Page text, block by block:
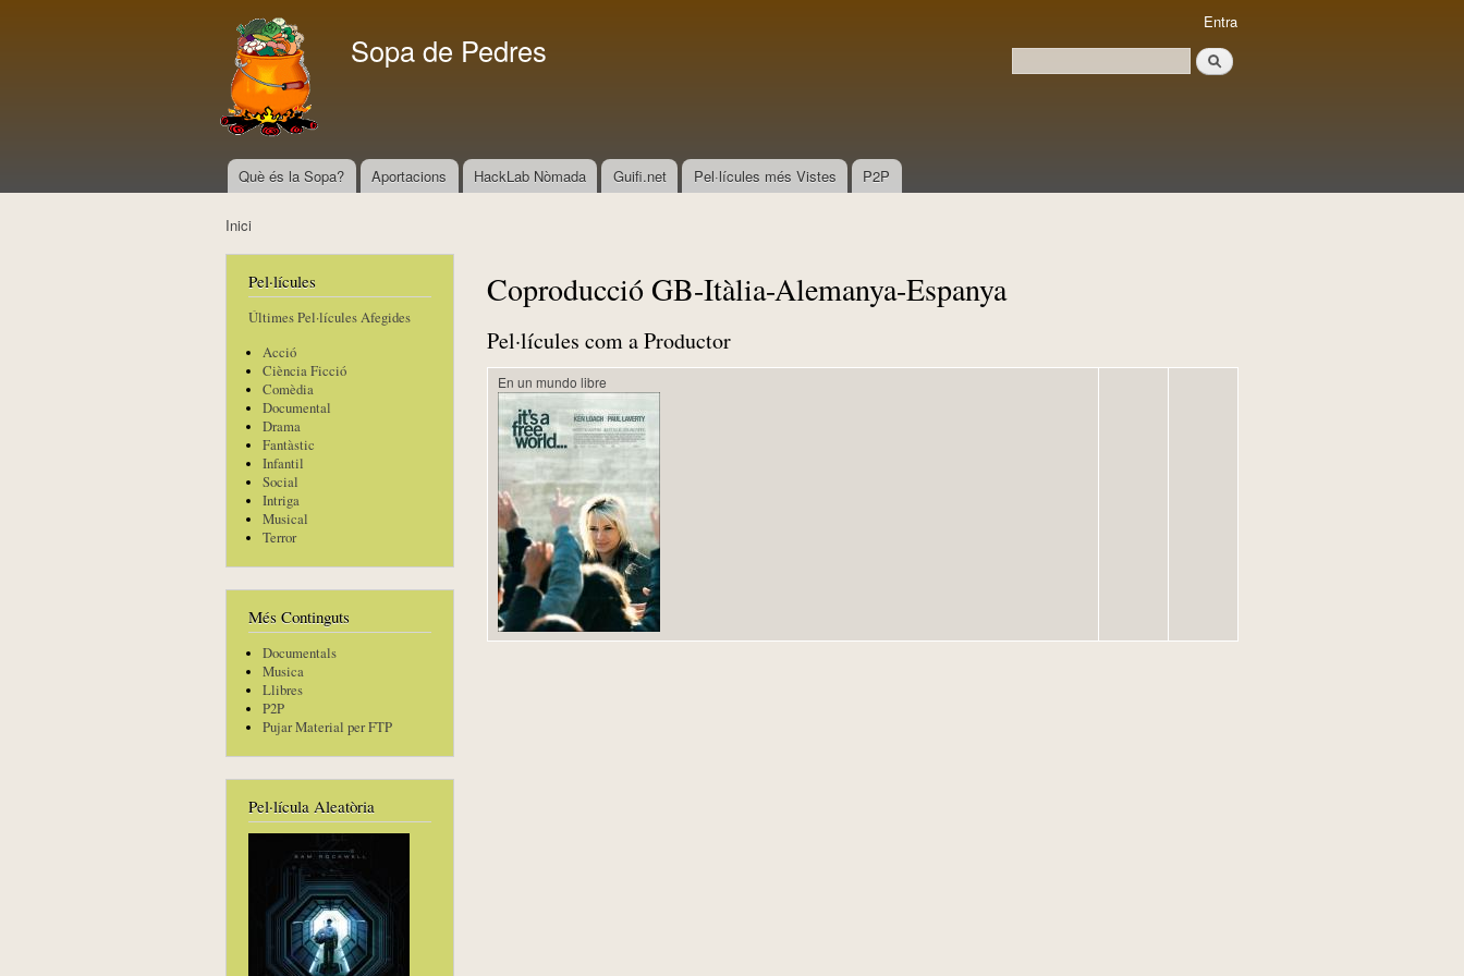
Sopa de Pedres
Formulari de cerca
Cerca
Menú principal
Què és la Sopa? Aportacions HackLab Nòmada Guifi.net Pel·lícules més Vistes P2P
Entra
Inici
Pel·lícules
Últimes Pel·lícules Afegides
Acció
Ciència Ficció
Comèdia
Documental
Drama
Fantàstic
Infantil
Social
Intriga
Musical
Terror
Més Continguts
Documentals
Musica
Llibres
P2P
Pujar Material per FTP
Pel·lícula Aleatòria
Coproducció GB-Itàlia-Alemanya-Espanya
Pel·lícules com a Productor
En un mundo libre